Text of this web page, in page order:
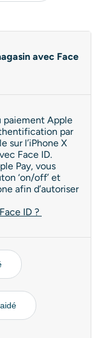
avec Face
paiement Apple
par
sur l’iPhone X
Face ID.
Pay, vous
‘on/off’ et
afin d’autoriser
ID ?